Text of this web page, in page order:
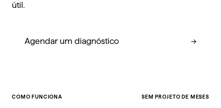
útil.
Agendar um diagnóstico →
COMO FUNCIONA SEM PROJETO DE MESES